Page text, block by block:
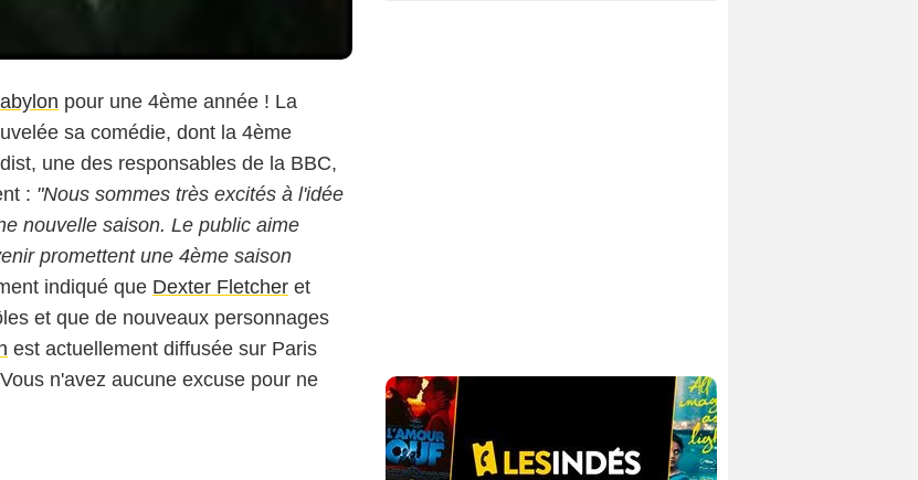
pour une 4ème année ! La
sa comédie, dont la 4ème
une des responsables de la BBC,
: "Nous sommes très excités à l'idée
nouvelle saison. Le public aime
promettent une 4ème saison
indiqué que Dexter Fletcher et
et que de nouveaux personnages
est actuellement diffusée sur Paris
n'avez aucune excuse pour ne